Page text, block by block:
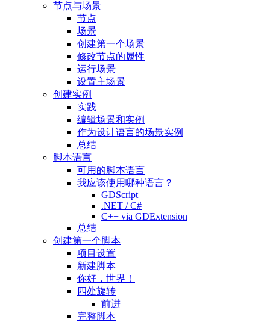
节点与场景
节点
场景
创建第一个场景
修改节点的属性
运行场景
设置主场景
创建实例
实践
编辑场景和实例
作为设计语言的场景实例
总结
脚本语言
可用的脚本语言
我应该使用哪种语言？
GDScript
.NET / C#
C++ via GDExtension
总结
创建第一个脚本
项目设置
新建脚本
你好，世界！
四处旋转
前进
完整脚本